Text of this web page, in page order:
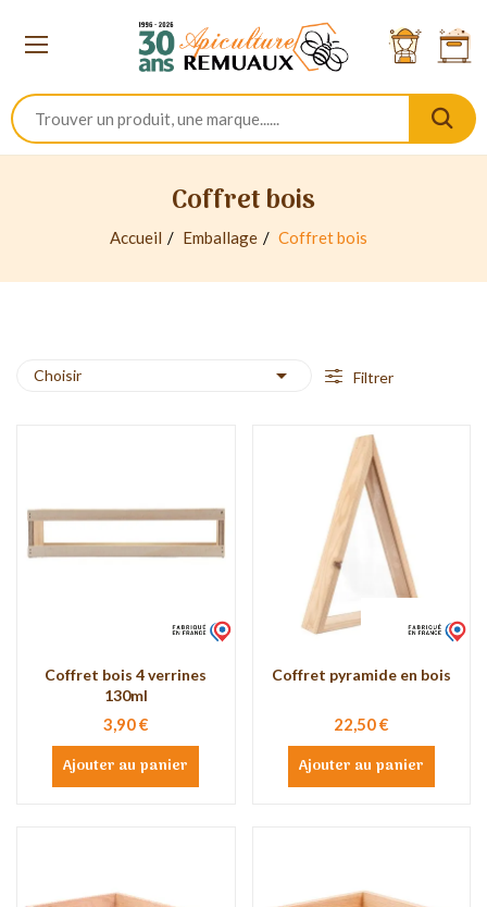
Coffret bois
Accueil Emballage Coffret bois
Choisir  Filtrer
Coffret bois 4 verrines
130ml
3,90 €
Ajouter au panier
Coffret pyramide en bois
22,50 €
Ajouter au panier